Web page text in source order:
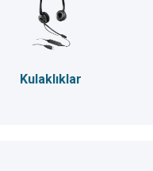
Kulaklıklar